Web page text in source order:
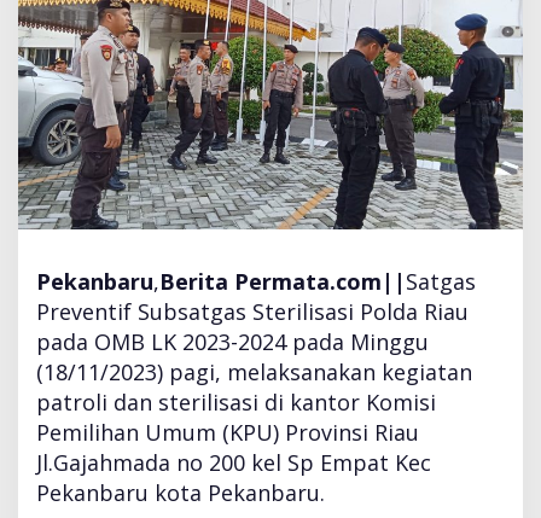
e
s
K
a
m
p
a
r
P
r
o
l
P
e
r
i
n
t
Pekanbaru,Berita Permata.com|| Satgas
Preventif Subsatgas Sterilisasi Polda Riau
pada OMB LK 2023-2024 pada Minggu
(18/11/2023) pagi, melaksanakan kegiatan
patroli dan sterilisasi di kantor Komisi
Pemilihan Umum (KPU) Provinsi Riau
Jl.Gajahmada no 200 kel Sp Empat Kec
Pekanbaru kota Pekanbaru.